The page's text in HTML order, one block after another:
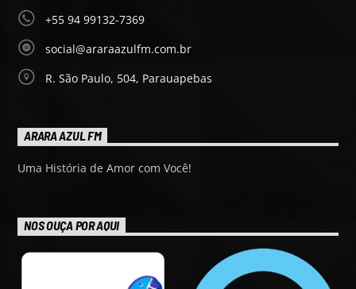
+55 94 99132-7369
social@araraazulfm.com.br
R. São Paulo, 504, Parauapebas
ARARA AZUL FM
Uma História de Amor com Você!
NOS OUÇA POR AQUI